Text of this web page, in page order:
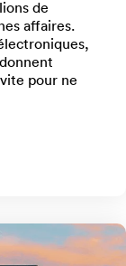
de
affaires.
pour ne